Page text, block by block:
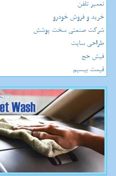
تعمیر تلفن
خرید و فروش خودرو
شرکت صنعتی سخت پوشش
طراحی سایت
فیش حج
قیمت بیسیم